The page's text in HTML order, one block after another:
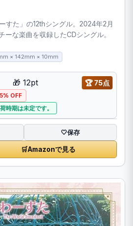
すた」の12thシングル。2024年2月
ーな楽曲を収録したCDシングル。
× 142mm × 10mm
🎁 12pt 🏆75点
OFF
時期は未定です。
🤍保存
🛒Amazonで見る